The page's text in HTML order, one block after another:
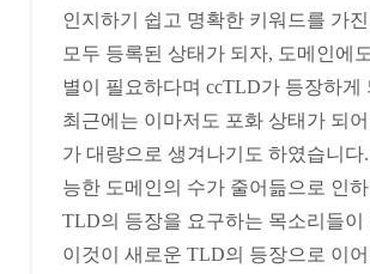
인지하기 쉽고 명확한 키워드를 가진
모두 등록된 상태가 되자, 도메인에
별이 필요하다며 ccTLD가 등장하게
최근에는 이마저도 포화 상태가 되
가 대량으로 생겨나기도 하였습니다
능한 도메인의 수가 줄어듦으로 인
TLD의 등장을 요구하는 목소리들이
이것이 새로운 TLD의 등장으로 이